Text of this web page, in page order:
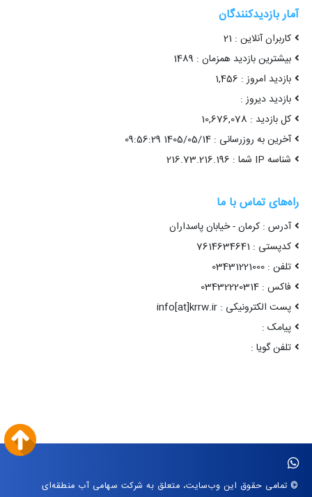
آمار بازدیدکنندگان
کاربران آنلاین : 21
بیشترین بازدید همزمان : 1489
بازدید امروز : 1,456
بازدید دیروز :
کل بازدید : 10,676,078
آخرین به روزرسانی : 1405/05/14 09:56:29
شناسه IP شما : 216.73.216.196
راه‌های تماس با ما
آدرس : کرمان - خیابان پاسداران
کدپستی : 7614634641
تلفن : 03431221000
فاکس : 03432220314
پست الکترونیکی : info[at]krrw.ir
پیامک :
تلفن گویا :
© تمامی حقوق این وب‌سایت، متعلق به شرکت سهامی آب منطقه‌ای